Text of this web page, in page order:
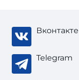
Вконтакте
Telegram